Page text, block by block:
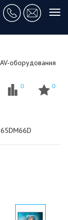
оборудования
0 0
65DM66D